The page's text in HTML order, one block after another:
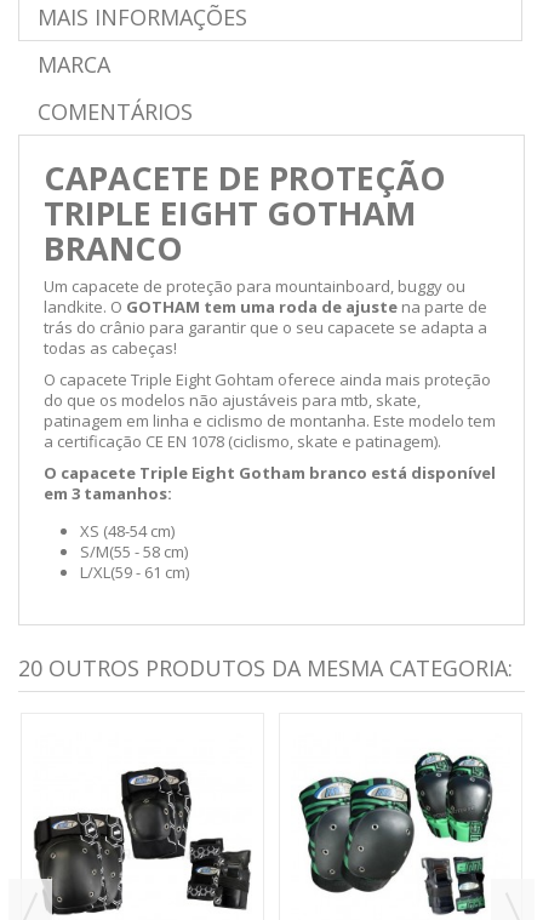
MAIS INFORMAÇÕES
MARCA
COMENTÁRIOS
CAPACETE DE PROTEÇÃO
TRIPLE EIGHT GOTHAM
BRANCO
Um capacete de proteção para mountainboard, buggy ou
landkite. O GOTHAM tem uma roda de ajuste na parte de
trás do crânio para garantir que o seu capacete se adapta a
todas as cabeças!
O capacete Triple Eight Gohtam oferece ainda mais proteção
do que os modelos não ajustáveis para mtb, skate,
patinagem em linha e ciclismo de montanha. Este modelo tem
a certificação CE EN 1078 (ciclismo, skate e patinagem).
O capacete Triple Eight Gotham branco está disponível
em 3 tamanhos:
XS (48-54 cm)
S/M(55 - 58 cm)
L/XL(59 - 61 cm)
20 OUTROS PRODUTOS DA MESMA CATEGORIA: